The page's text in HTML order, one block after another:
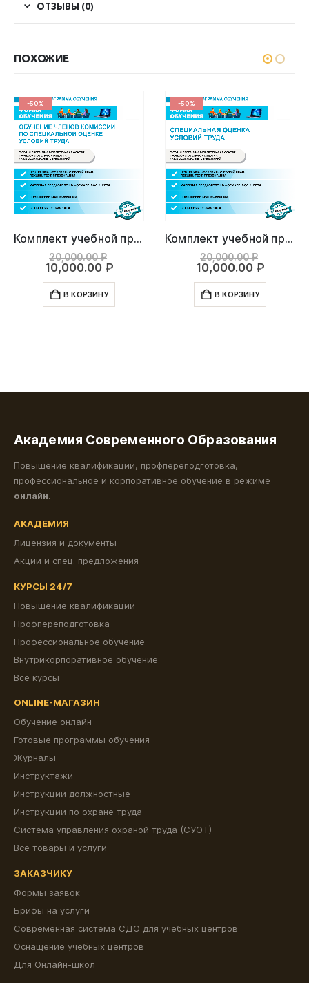
ОТЗЫВЫ (0)
ПОХОЖИЕ
-50%
Комплект учебной программы “Обучение членов комиссии по специальной оценке условий труда”
20,000.00₽
Первоначальная
цена
20,000.00 ₽.
10,000.00 ₽Текущая
В КОРЗИНУ
-50%
Комплект учебной программы “Специальная оценка условий труда”
20,000.00₽
цена
10,000.00 ₽
В КОРЗИНУ
Академия Современного Образования
Повышение квалификации, профпереподготовка,
профессиональное и корпоративное обучение в режиме
онлайн.
АКАДЕМИЯ
Лицензия и документы
Акции и спец. предложения
КУРСЫ 24/7
Повышение квалификации
Профпереподготовка
Профессиональное обучение
Внутрикорпоративное обучение
Все курсы
ONLINE-МАГАЗИН
Обучение онлайн
Готовые программы обучения
Журналы
Инструктажи
Инструкции должностные
Инструкции по охране труда
Система управления охраной труда (СУОТ)
Все товары и услуги
ЗАКАЗЧИКУ
Формы заявок
Брифы на услуги
Современная система СДО для учебных центров
Оснащение учебных центров
Для Онлайн-школ